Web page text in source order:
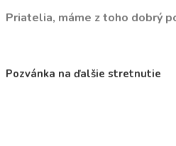
Priatelia, máme z toho dobrý
Pozvánka na ďalšie stretnutie